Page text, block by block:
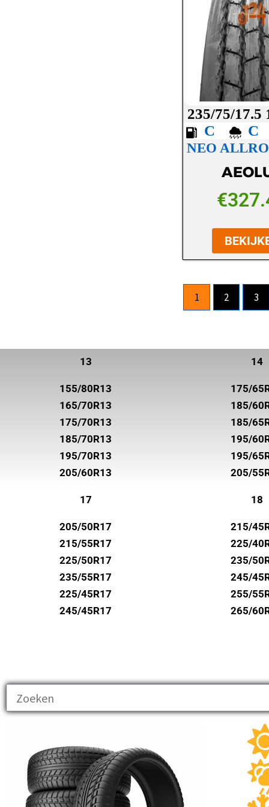
SUNNY
SUPERIA TIRES
SYRON
TOYO
TRELLEBORG
UNIROYAL
VREDESTEIN
WANLI
WESTLAKE
235/75/17.5
C
C
NEO
€
1 2 3
13
155/80R13
165/70R13
175/70R13
185/70R13
195/70R13
205/60R13
14
175/
185/
185/
195/
195/
205/
17
205/50R17
215/55R17
225/50R17
235/55R17
225/45R17
245/45R17
18
215/
225/
235/
245/
255/
265/